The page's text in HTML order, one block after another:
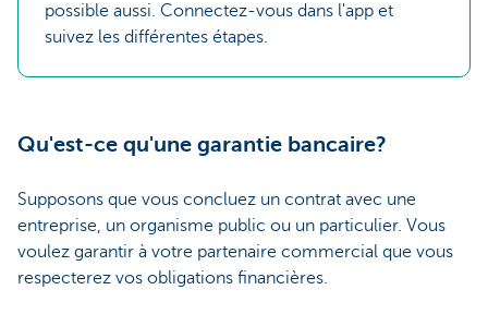
possible aussi. Connectez-vous dans l'app et
suivez les différentes étapes.
Qu'est-ce qu'une garantie bancaire?
Supposons que vous concluez un contrat avec une
entreprise, un organisme public ou un particulier. Vous
voulez garantir à votre partenaire commercial que vous
respecterez vos obligations financières.